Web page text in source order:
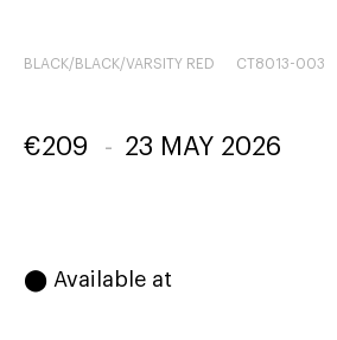
BLACK/BLACK/VARSITY RED CT8013-003
€209 - 23 MAY 2026
⬤ Available at